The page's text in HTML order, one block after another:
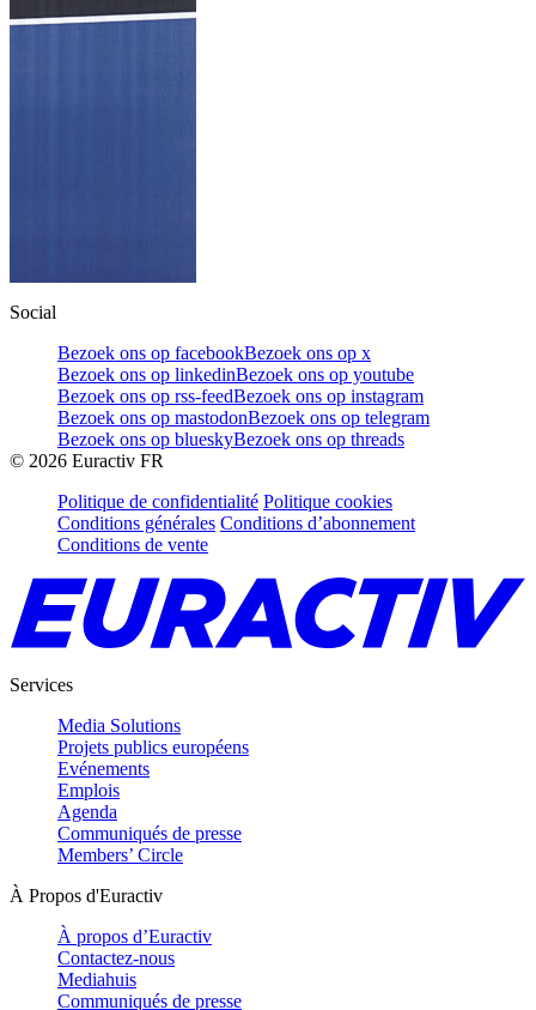
Social
Bezoek ons op facebookBezoek ons op x
Bezoek ons op linkedinBezoek ons op youtube
Bezoek ons op rss-feedBezoek ons op instagram
Bezoek ons op mastodonBezoek ons op telegram
Bezoek ons op blueskyBezoek ons op threads
© 2026 Euractiv FR
Politique de confidentialité Politique cookies
Conditions générales Conditions d’abonnement
Conditions de vente
Services
Media Solutions
Projets publics européens
Evénements
Emplois
Agenda
Communiqués de presse
Members’ Circle
À Propos d'Euractiv
À propos d’Euractiv
Contactez-nous
Mediahuis
Communiqués de presse